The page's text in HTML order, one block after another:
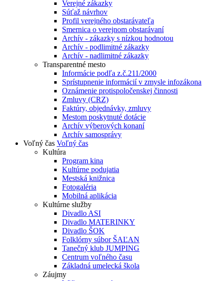
Verejné zákazky
Súťaž návrhov
Profil verejného obstarávateľa
Smernica o verejnom obstarávaní
Archív - zákazky s nízkou hodnotou
Archív - podlimitné zákazky
Archív - nadlimitné zákazky
Transparentné mesto
Informácie podľa z.č.211/2000
Sprístupnenie informácií v zmysle infozákona
Oznámenie protispoločenskej činnosti
Zmluvy (CRZ)
Faktúry, objednávky, zmluvy
Mestom poskytnuté dotácie
Archív výberových konaní
Archív samosprávy
Voľný čas Voľný čas
Kultúra
Program kina
Kultúrne podujatia
Mestská knižnica
Fotogaléria
Mobilná aplikácia
Kultúrne služby
Divadlo ASI
Divadlo MATERINKY
Divadlo ŠOK
Folklórny súbor ŠAĽAN
Tanečný klub JUMPING
Centrum voľného času
Základná umelecká škola
Záujmy